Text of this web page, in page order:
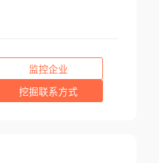
监控企业
挖掘联系方式